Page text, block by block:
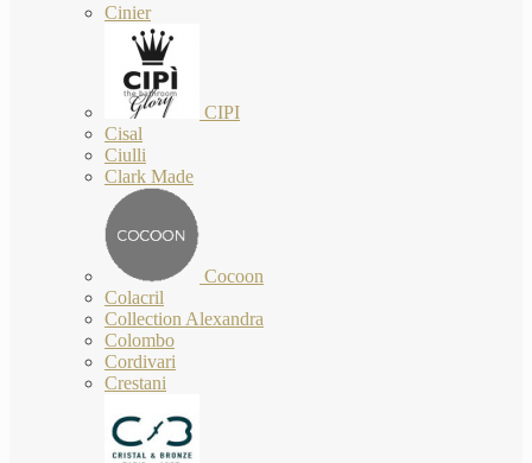
Cinier
CIPI
Cisal
Ciulli
Clark Made
Cocoon
Colacril
Collection Alexandra
Colombo
Cordivari
Crestani